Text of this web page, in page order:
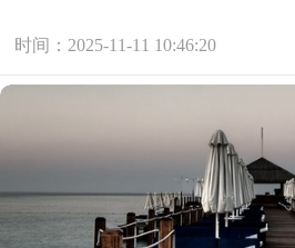
时间：2025-11-11 10:46:20